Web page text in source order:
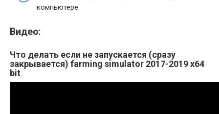
компьютере
Видео:
Что делать если не запускается (сразу
закрывается) farming simulator 2017-2019 x64
bit